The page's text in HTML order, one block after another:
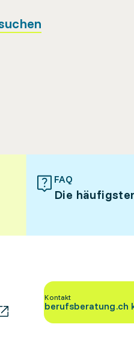
FAQ
Die
Kontakt
berufsberatung.ch